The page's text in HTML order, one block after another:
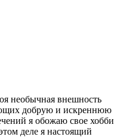
необычная внешность
добрую и искреннюю
я обожаю свое хобби
деле я настоящий